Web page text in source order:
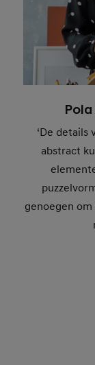
‘De details
abstract
genoegen